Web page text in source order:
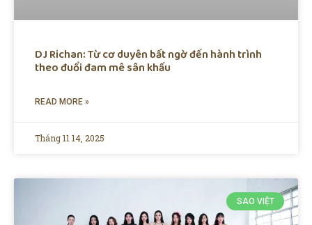
DJ Richan: Từ cơ duyên bất ngờ đến hành trình
theo đuổi đam mê sân khấu
READ MORE »
Tháng 11 14, 2025
SAO VIỆT